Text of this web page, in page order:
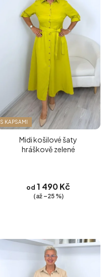
S KAPSAMI
Midi košilové šaty
hráškově zelené
od 1 490 Kč
(až –25 %)